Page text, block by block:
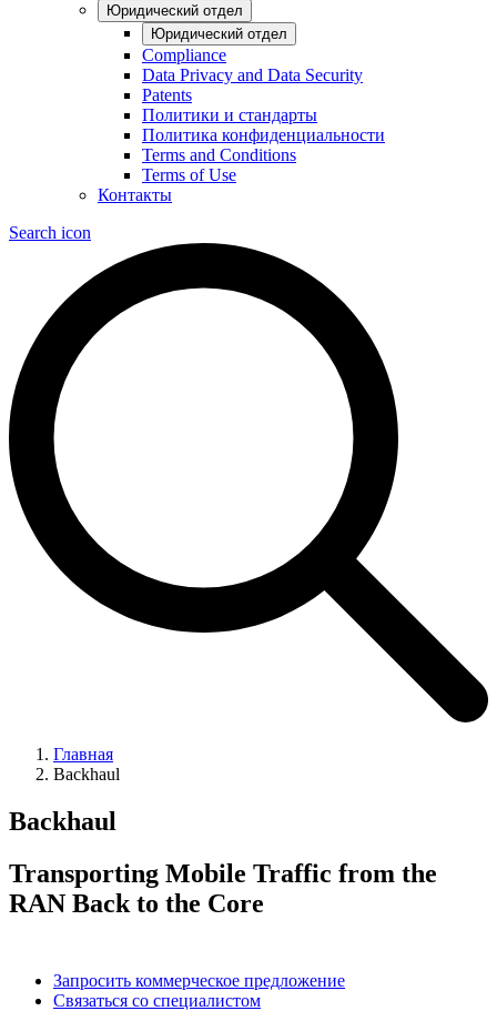
Юридический отдел
Юридический отдел
Compliance
Data Privacy and Data Security
Patents
Политики и стандарты
Политика конфиденциальности
Terms and Conditions
Terms of Use
Контакты
Search icon
Главная
Backhaul
Backhaul
Transporting Mobile Traffic from the
RAN Back to the Core
Запросить коммерческое предложение
Связаться со специалистом